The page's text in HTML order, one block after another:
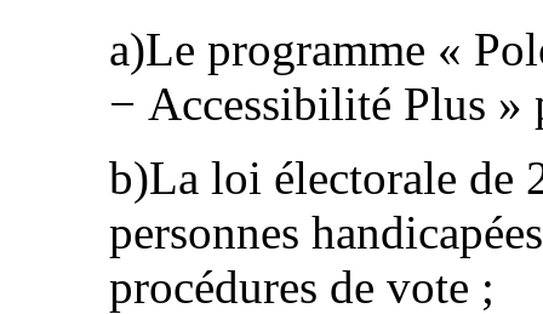
a)Le programme «
− Accessibilité Plus »
b)La loi électorale de
personnes
procédures de vote ;